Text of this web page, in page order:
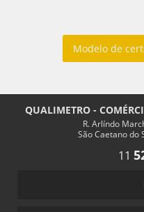
Modelo de
QUALIMETRO -
R. Arlíndo
São Caetano do
11